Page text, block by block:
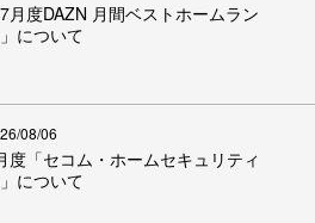
7月度DAZN 月間ベストホームラン
について
08/06
度「セコム・ホームセキュリティ
について